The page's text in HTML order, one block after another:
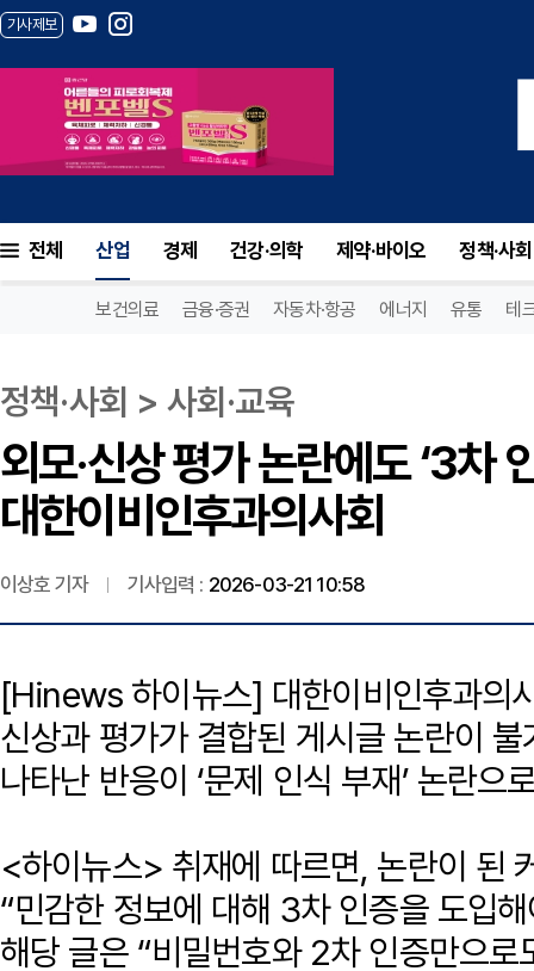
기사제보
전체 산업 경제 건강·의학 제약·바이오 정책·사회
보건의료 금융·증권 자동차·항공 에너지 유통 테
정책·사회 > 사회·교육
외모·신상 평가 논란에도 ‘3차
대한이비인후과의사회
이상호 기자 기사입력 : 2026-03-21 10:58
[Hinews 하이뉴스] 대한이비인후과의
신상과 평가가 결합된 게시글 논란이
나타난 반응이 ‘문제 인식 부재’ 논란으
<하이뉴스> 취재에 따르면, 논란이 된
“민감한 정보에 대해 3차 인증을 도입
해당 글은 “비밀번호와 2차 인증만으